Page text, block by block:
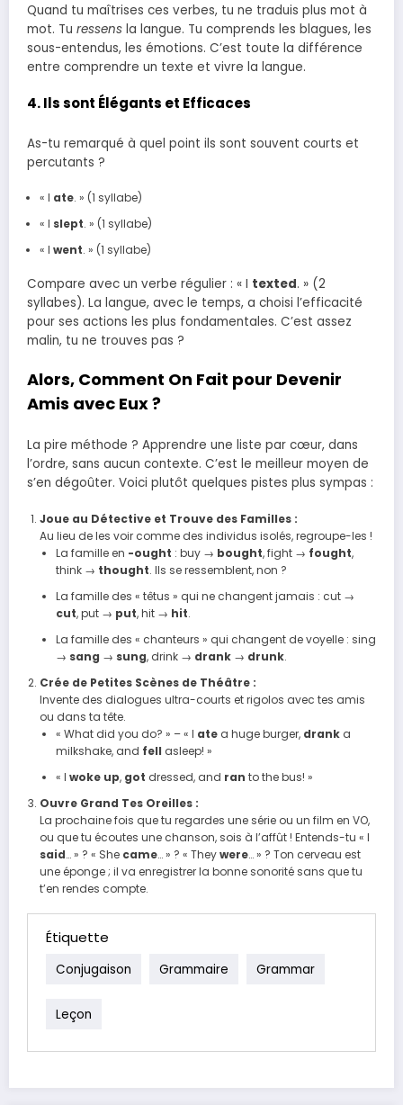
Quand tu maîtrises ces verbes, tu ne traduis plus mot à
mot. Tu ressens la langue. Tu comprends les blagues, les
sous-entendus, les émotions. C’est toute la différence
entre comprendre un texte et vivre la langue.
4. Ils sont Élégants et Efficaces
As-tu remarqué à quel point ils sont souvent courts et
percutants ?
« I ate. » (1 syllabe)
« I slept. » (1 syllabe)
« I went. » (1 syllabe)
Compare avec un verbe régulier : « I texted. » (2
syllabes). La langue, avec le temps, a choisi l’efficacité
pour ses actions les plus fondamentales. C’est assez
malin, tu ne trouves pas ?
Alors, Comment On Fait pour Devenir
Amis avec Eux ?
La pire méthode ? Apprendre une liste par cœur, dans
l’ordre, sans aucun contexte. C’est le meilleur moyen de
s’en dégoûter. Voici plutôt quelques pistes plus sympas :
Joue au Détective et Trouve des Familles :
Au lieu de les voir comme des individus isolés, regroupe-les !
La famille en -ought : buy → bought, fight → fought,
think → thought. Ils se ressemblent, non ?
La famille des « têtus » qui ne changent jamais : cut →
cut, put → put, hit → hit.
La famille des « chanteurs » qui changent de voyelle : sing
→ sang → sung, drink → drank→ drunk.
Crée de Petites Scènes de Théâtre :
Invente des dialogues ultra-courts et rigolos avec tes amis
ou dans ta tête.
« What did you do? » – « I atea huge burger, dranka
milkshake, and fell asleep! »
« I woke up, got dressed, and ran to the bus! »
Ouvre Grand Tes Oreilles :
La prochaine fois que tu regardes une série ou un film en VO,
ou que tu écoutes une chanson, sois à l’affût ! Entends-tu « I
said… » ? « She came… » ? « Theywere… » ? Ton cerveau est
une éponge ; il va enregistrer la bonne sonorité sans que tu
t’en rendes compte.
Étiquette
Conjugaison Grammaire Grammar
Leçon